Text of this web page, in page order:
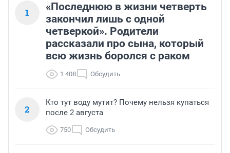
1
«Последнюю в жизни четверть
закончил лишь с одной
четверкой». Родители
рассказали про сына, который
всю жизнь боролся с раком
1 408 Обсудить
2
Кто тут воду мутит? Почему нельзя купаться
после 2 августа
750 Обсудить